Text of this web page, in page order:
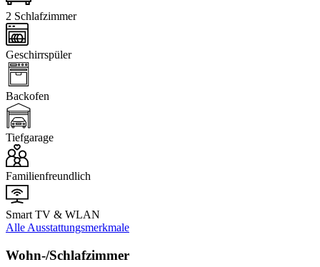
2 Schlafzimmer
Geschirrspüler
Backofen
Tiefgarage
Familienfreundlich
Smart TV & WLAN
Alle Ausstattungsmerkmale
Wohn-/Schlafzimmer